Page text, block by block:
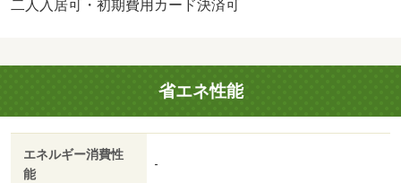
ﾝｸﾞ 55055円
二人入居可・初期費用カード決済可
省エネ性能
エネルギー消費性
能
-